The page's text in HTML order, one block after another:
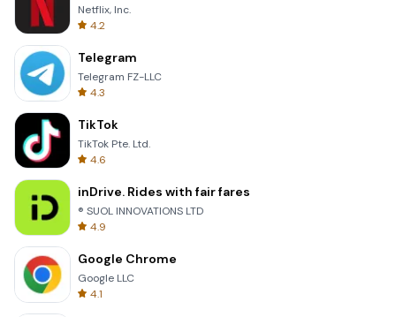
Netflix, Inc.
4.2
Telegram
Telegram FZ-LLC
4.3
TikTok
TikTok Pte. Ltd.
4.6
inDrive. Rides with fair fares
® SUOL INNOVATIONS LTD
4.9
Google Chrome
Google LLC
4.1